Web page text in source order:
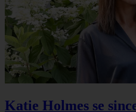
Katie Holmes se